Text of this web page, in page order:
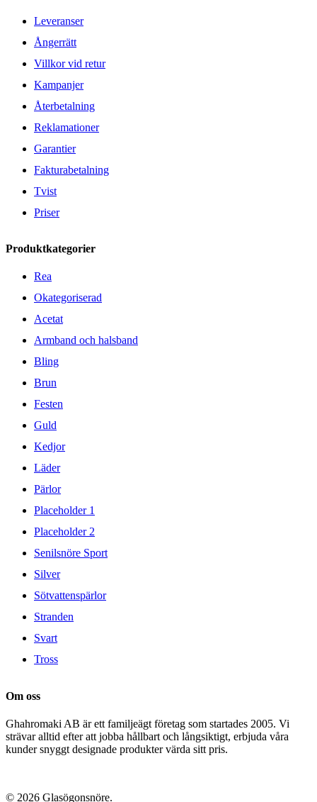
Leveranser
Ångerrätt
Villkor vid retur
Kampanjer
Återbetalning
Reklamationer
Garantier
Fakturabetalning
Tvist
Priser
Produktkategorier
Rea
Okategoriserad
Acetat
Armband och halsband
Bling
Brun
Festen
Guld
Kedjor
Läder
Pärlor
Placeholder 1
Placeholder 2
Senilsnöre Sport
Silver
Sötvattenspärlor
Stranden
Svart
Tross
Om oss
Ghahromaki AB är ett familjeägt företag som startades 2005. Vi
strävar alltid efter att jobba hållbart och långsiktigt, erbjuda våra
kunder snyggt designade produkter värda sitt pris.
© 2026 Glasögonsnöre.